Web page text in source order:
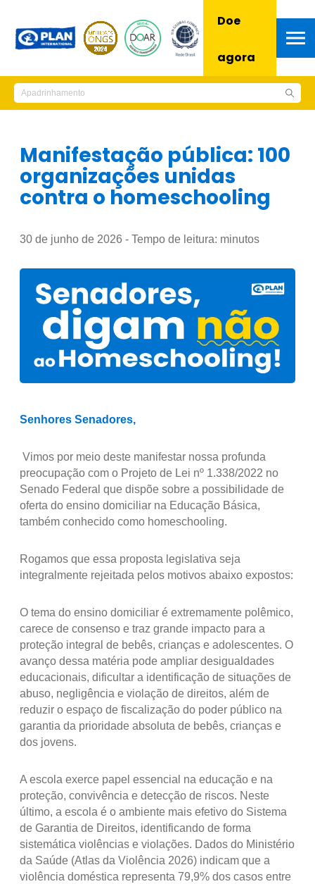
Doe
agora
Manifestação pública: 100
organizações unidas
contra o homeschooling
30 de junho de 2026 - Tempo de leitura: minutos
Senhores Senadores,
Vimos por meio deste manifestar nossa profunda
preocupação com o Projeto de Lei nº 1.338/2022 no
Senado Federal que dispõe sobre a possibilidade de
oferta do ensino domiciliar na Educação Básica,
também conhecido como homeschooling.
Rogamos que essa proposta legislativa seja
integralmente rejeitada pelos motivos abaixo expostos:
O tema do ensino domiciliar é extremamente polêmico,
carece de consenso e traz grande impacto para a
proteção integral de bebês, crianças e adolescentes. O
avanço dessa matéria pode ampliar desigualdades
educacionais, dificultar a identificação de situações de
abuso, negligência e violação de direitos, além de
reduzir o espaço de fiscalização do poder público na
garantia da prioridade absoluta de bebês, crianças e
dos jovens.
A escola exerce papel essencial na educação e na
proteção, convivência e detecção de riscos. Neste
último, a escola é o ambiente mais efetivo do Sistema
de Garantia de Direitos, identificando de forma
sistemática violências e violações. Dados do Ministério
da Saúde (Atlas da Violência 2026) indicam que a
violência doméstica representa 79,9% dos casos entre